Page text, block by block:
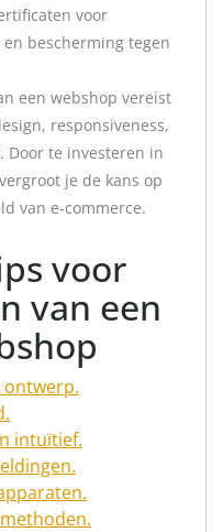
voor
bescherming tegen
een webshop vereist
responsiveness,
Door te investeren in
je de kans op
van e-commerce.
voor
van een
ontwerp.
intuïtief.